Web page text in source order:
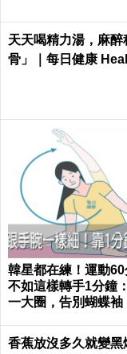
天天喝精力湯，麻
骨」｜每日健康
韓星都在練！運動60
不如這樣轉手1分鐘
一大圈，告別蝴蝶袖
香蕉放沒多久就變